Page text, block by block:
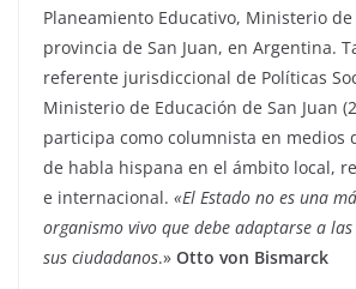
Planeamiento Educativo, Ministerio
provincia de San Juan, en Argentina.
referente jurisdiccional de Políticas
Ministerio de Educación de San Juan
participa como columnista en medios
de habla hispana en el ámbito local,
e internacional. «El Estado no es una
organismo vivo que debe adaptarse a las
sus ciudadanos.» Otto von Bismarck